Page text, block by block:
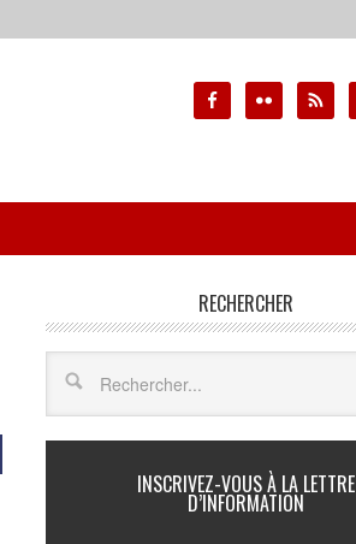
RECHERCHER
INSCRIVEZ-VOUS À LA LETTRE
D’INFORMATION